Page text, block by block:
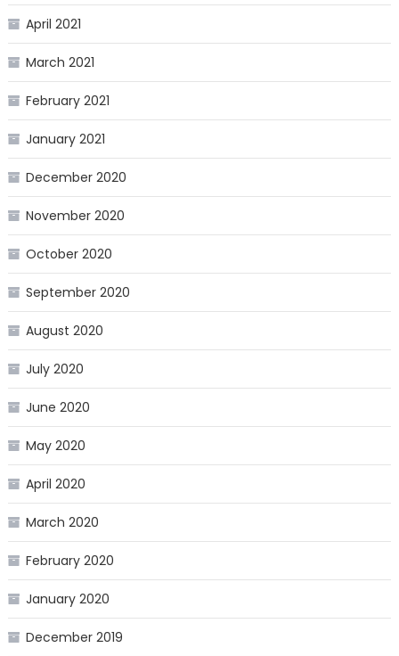
April 2021
March 2021
February 2021
January 2021
December 2020
November 2020
October 2020
September 2020
August 2020
July 2020
June 2020
May 2020
April 2020
March 2020
February 2020
January 2020
December 2019